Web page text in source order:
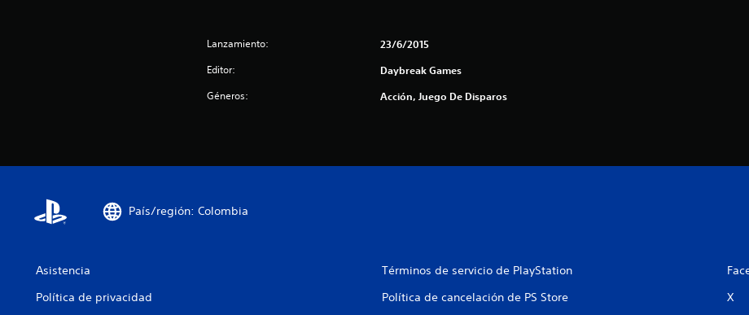
Lanzamiento: 23/6/2015
Editor: Daybreak Games
Géneros: Acción, Juego De Disparos
País/región: Colombia
Asistencia
Política de privacidad
Términos de servicio de PlayStation
Política de cancelación de PS Store
X